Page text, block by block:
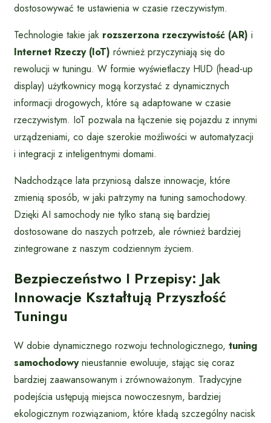
dostosowywać te ustawienia w czasie rzeczywistym.
Technologie takie jak rozszerzona rzeczywistość (AR) i
Internet Rzeczy (IoT) również przyczyniają się do
rewolucji w tuningu. W formie wyświetlaczy HUD (head-up
display) użytkownicy mogą korzystać z dynamicznych
informacji drogowych, które są adaptowane w czasie
rzeczywistym. IoT pozwala na łączenie się pojazdu z innymi
urządzeniami, co daje szerokie możliwości w automatyzacji
i integracji z inteligentnymi domami.
Nadchodzące lata przyniosą dalsze innowacje, które
zmienią sposób, w jaki patrzymy na tuning samochodowy.
Dzięki AI samochody nie tylko staną się bardziej
dostosowane do naszych potrzeb, ale również bardziej
zintegrowane z naszym codziennym życiem.
Bezpieczeństwo I Przepisy: Jak
Innowacje Kształtują Przyszłość
Tuningu
W dobie dynamicznego rozwoju technologicznego, tuning
samochodowynieustannie ewoluuje, stając się coraz
bardziej zaawansowanym i zrównoważonym. Tradycyjne
podejścia ustępują miejsca nowoczesnym, bardziej
ekologicznym rozwiązaniom, które kładą szczególny nacisk